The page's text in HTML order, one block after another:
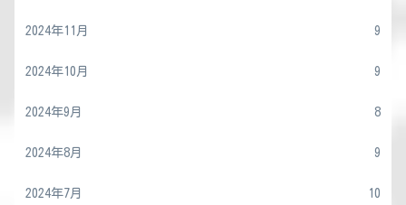
2024年11月 9
2024年10月 9
2024年9月 8
2024年8月 9
2024年7月 10